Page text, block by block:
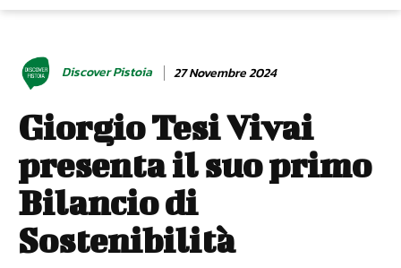
Discover Pistoia 27 Novembre 2024
Giorgio Tesi Vivai
presenta il suo primo
Bilancio di
Sostenibilità